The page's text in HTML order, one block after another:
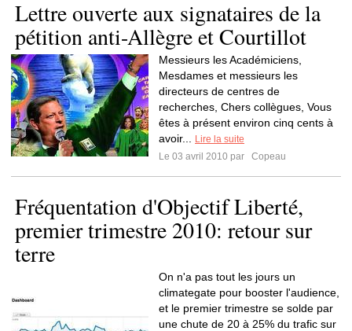
Lettre ouverte aux signataires de la
pétition anti-Allègre et Courtillot
Messieurs les Académiciens,
Mesdames et messieurs les
directeurs de centres de
recherches, Chers collègues, Vous
êtes à présent environ cinq cents à
avoir...
Lire la suite
Le 03 avril 2010 par
Copeau
Fréquentation d'Objectif Liberté,
premier trimestre 2010: retour sur
terre
On n'a pas tout les jours un
climategate pour booster l'audience,
et le premier trimestre se solde par
une chute de 20 à 25% du trafic sur